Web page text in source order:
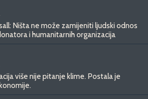
Ništa ne može zamijeniti ljudski odnos
i humanitarnih organizacija
više nije pitanje klime. Postala je